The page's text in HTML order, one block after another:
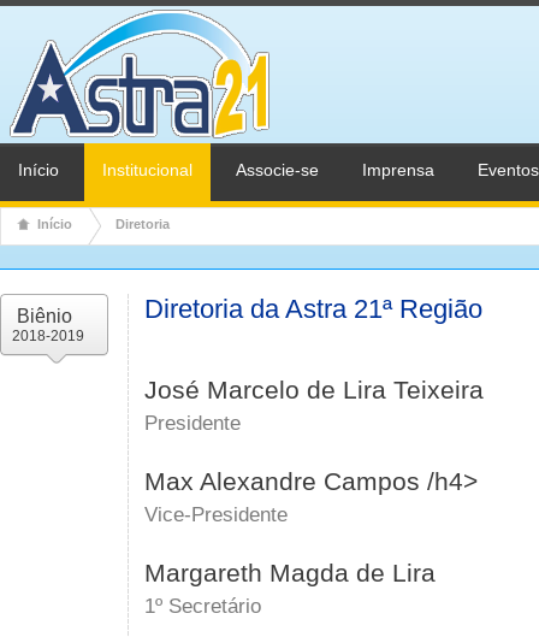
Início Institucional Associe-se Imprensa Eventos
Início Diretoria
Biênio
2018-2019
Diretoria da Astra 21ª Região
José Marcelo de Lira Teixeira
Presidente
Max Alexandre Campos /h4>
Vice-Presidente
Margareth Magda de Lira
1º Secretário